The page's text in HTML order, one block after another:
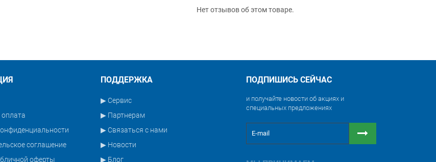
Нет отзывов об этом товаре.
соглашение
оферты
ПОДДЕРЖКА
▶ Сервис
▶ Партнерам
▶ Связаться с нами
▶ Новости
▶ Блог
ПОДПИШИСЬ СЕЙЧАС
и получайте новости об акциях и
специальных предложениях